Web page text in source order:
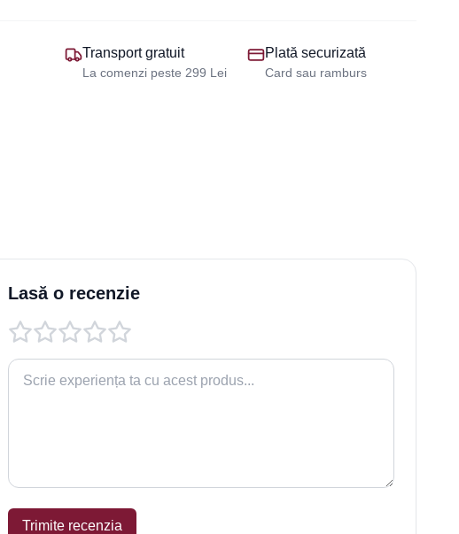
Transport gratuit
La comenzi peste 299 Lei
Plată securizată
Card sau ramburs
Lasă o recenzie
Trimite recenzia